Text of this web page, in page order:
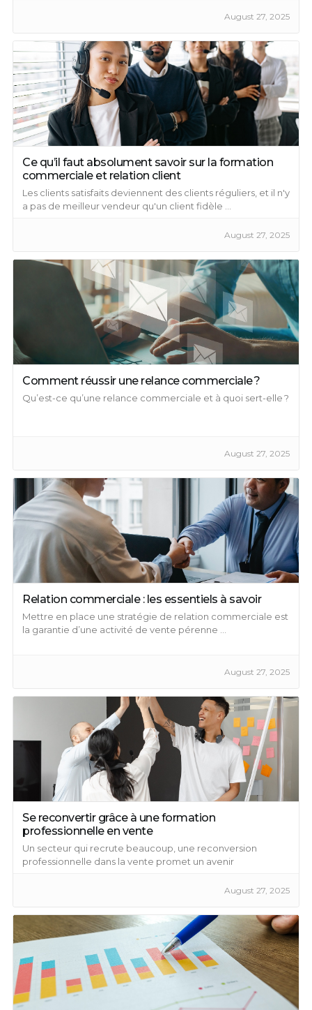
August 27, 2025
Ce qu’il faut absolument savoir sur la formation
commerciale et relation client
Les clients satisfaits deviennent des clients réguliers, et il n'y
a pas de meilleur vendeur qu'un client fidèle ...
August 27, 2025
Comment réussir une relance commerciale ?
Qu’est-ce qu’une relance commerciale et à quoi sert-elle ?
August 27, 2025
Relation commerciale : les essentiels à savoir
Mettre en place une stratégie de relation commerciale est
la garantie d’une activité de vente pérenne ...
August 27, 2025
Se reconvertir grâce à une formation
professionnelle en vente
Un secteur qui recrute beaucoup, une reconversion
professionnelle dans la vente promet un avenir
August 27, 2025